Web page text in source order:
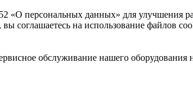
персональных данных» для улучшения
соглашаетесь на использование файлов
обслуживание нашего оборудования